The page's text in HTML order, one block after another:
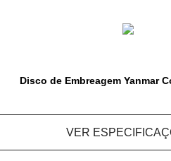
Disco de Embreagem Yanmar
VER